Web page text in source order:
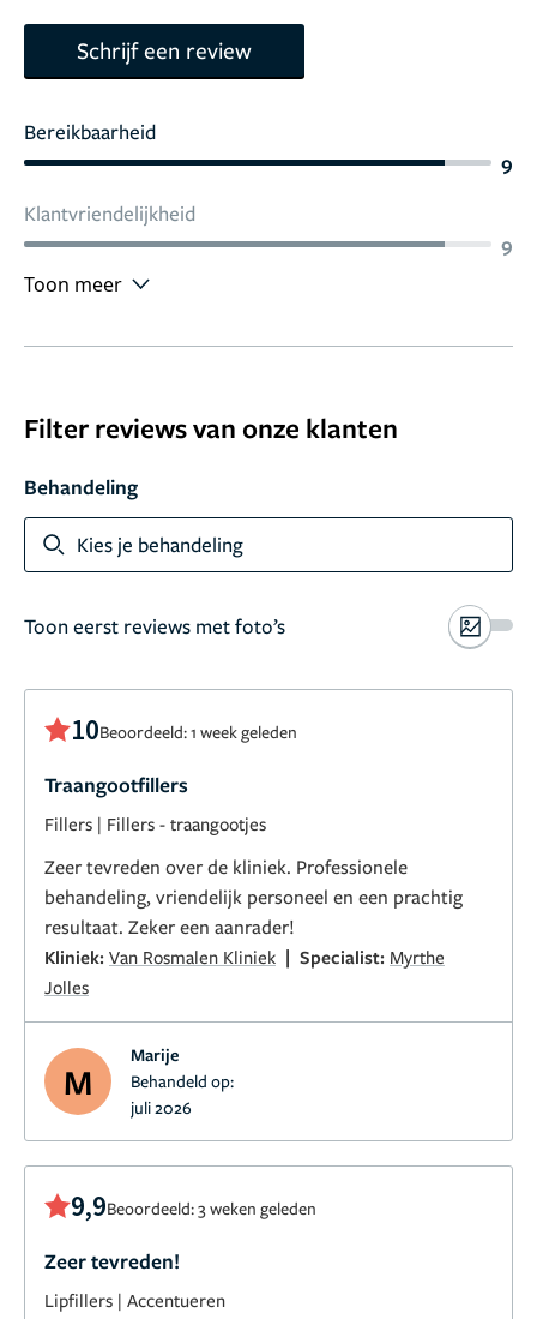
Schrijf een review
Bereikbaarheid
9
Klantvriendelijkheid
9
Toon meer
Filter reviews van onze klanten
Behandeling
Kies je behandeling
Toon eerst reviews met foto’s
10Beoordeeld: 1 week geleden
Traangootfillers
Fillers | Fillers - traangootjes
Zeer tevreden over de kliniek. Professionele
behandeling, vriendelijk personeel en een prachtig
resultaat. Zeker een aanrader!
Kliniek: Van Rosmalen Kliniek | Specialist: Myrthe
Jolles
M
Marije
Behandeld op:
juli 2026
9,9Beoordeeld: 3 weken geleden
Zeer tevreden!
Lipfillers | Accentueren